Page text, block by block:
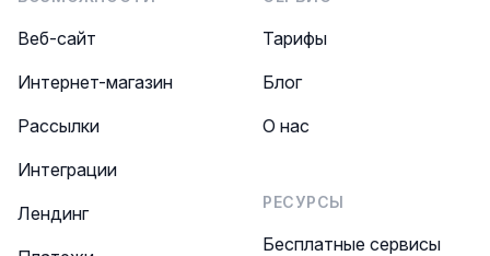
Веб-сайт
Интернет-магазин
Рассылки
Интеграции
Лендинг
Тарифы
Блог
О нас
РЕСУРСЫ
Бесплатные сервисы